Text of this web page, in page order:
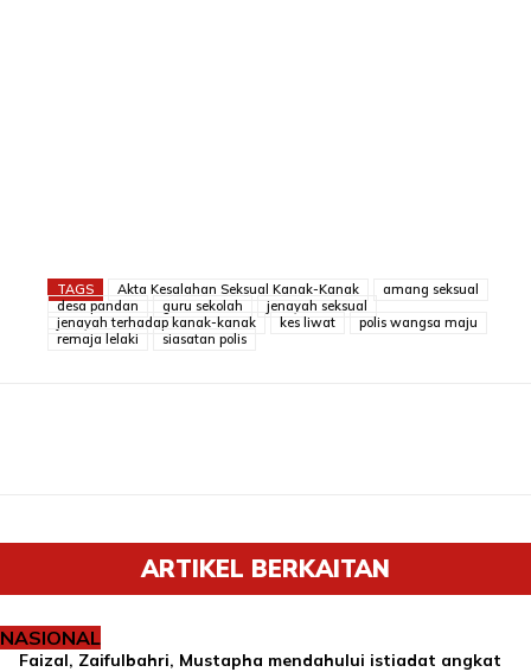
TAGS Akta Kesalahan Seksual Kanak-Kanak
amang seksual
desa pandan
guru sekolah
jenayah seksual
jenayah terhadap kanak-kanak
kes liwat
polis wangsa maju
remaja lelaki
siasatan polis
ARTIKEL BERKAITAN
NASIONAL
Faizal, Zaifulbahri, Mustapha mendahului istiadat angkat